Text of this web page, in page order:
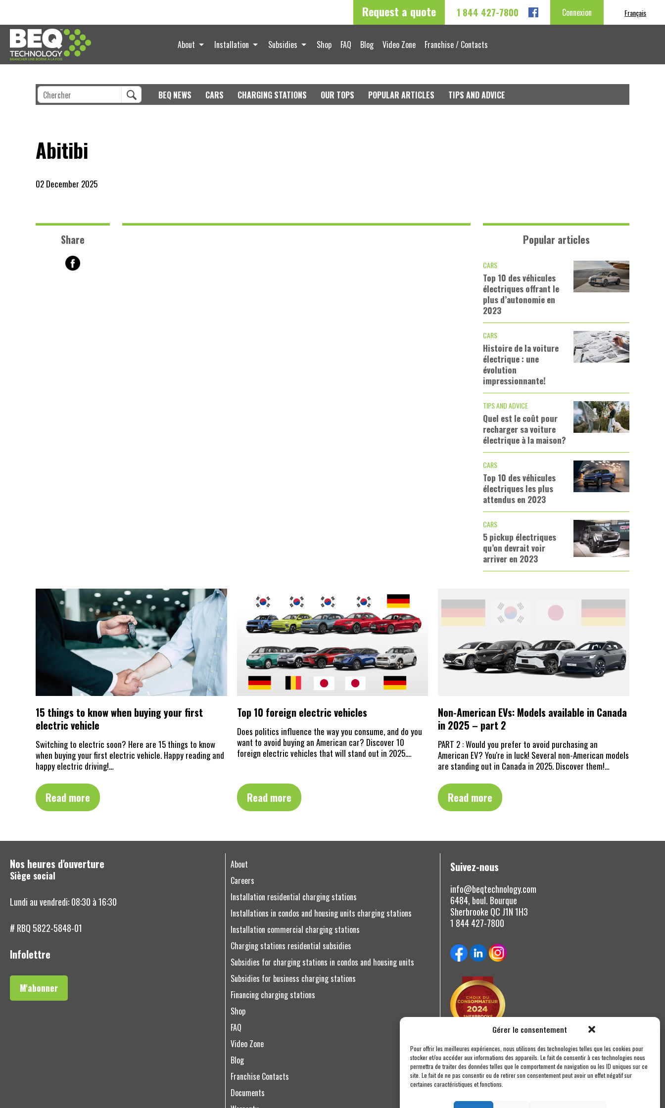
Gérer le consentement
Pour offrir les meilleures expériences, nous utilisons des technologies telles que les cookies pour
stocker et/ou accéder aux informations des appareils. Le fait de consentir à ces technologies nous
permettra de traiter des données telles que le comportement de navigation ou les ID uniques sur ce
site. Le fait de ne pas consentir ou de retirer son consentement peut avoir un effet négatif sur
certaines caractéristiques et fonctions.
Request a quote 1 844 427-7800 Connexion Français
About Installation Subsidies Shop FAQ Blog Video Zone Franchise / Contacts
BEQ NEWS CARS CHARGING STATIONS OUR TOPS POPULAR ARTICLES TIPS AND ADVICE
Abitibi
02 December 2025
Share Popular articles
CARS
Top 10 des véhicules
électriques offrant le
plus d’autonomie en
2023
CARS
Histoire de la voiture
électrique : une
évolution
impressionnante!
TIPS AND ADVICE
Quel est le coût pour
recharger sa voiture
électrique à la maison?
CARS
Top 10 des véhicules
électriques les plus
attendus en 2023
CARS
5 pickup électriques
qu’on devrait voir
arriver en 2023
15 things to know when buying your first
electric vehicle
Switching to electric soon? Here are 15 things to know
when buying your first electric vehicle. Happy reading and
happy electric driving!…
Read more
Top 10 foreign electric vehicles
Does politics influence the way you consume, and do you
want to avoid buying an American car? Discover 10
foreign electric vehicles that will stand out in 2025.…
Read more
Non-American EVs: Models available in Canada
in 2025 – part 2
PART 2 : Would you prefer to avoid purchasing an
American EV? You're in luck! Several non-American models
are standing out in Canada in 2025. Discover them!…
Read more
Nos heures d'ouverture
Siège social
Lundi au vendredi: 08:30 à 16:30
# RBQ 5822-5848-01
Infolettre
M'abonner
About
Careers
Installation residential charging stations
Installations in condos and housing units charging stations
Installation commercial charging stations
Charging stations residential subsidies
Subsidies for charging stations in condos and housing units
Subsidies for business charging stations
Financing charging stations
Shop
FAQ
Video Zone
Blog
Franchise Contacts
Documents
Suivez-nous
info@beqtechnology.com
6484, boul. Bourque
Sherbrooke QC J1N 1H3
1 844 427-7800